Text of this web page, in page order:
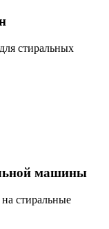
стиральных
машины
стиральные